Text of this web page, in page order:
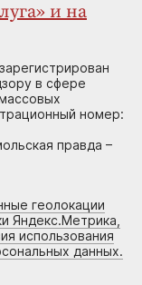
и на
в сфере
номер:
правда –
геолокации
Яндекс.Метрика,
использования
данных.